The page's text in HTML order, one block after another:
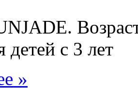
детей с 3 лет
»